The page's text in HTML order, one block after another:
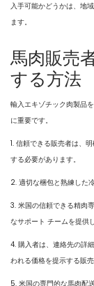
入手可能かどうかは、地
ます。
馬肉販売
する方法
輸入エキゾチック肉製品
に重要です。
1. 信頼できる販売者は、
する必要があります。
2. 適切な梱包と熟練した
3. 米国の信頼できる精肉
なサポート チームを提供
4. 購入者は、連絡先の詳
われる価格を提示する販
5. 米国の専門的な馬肉配